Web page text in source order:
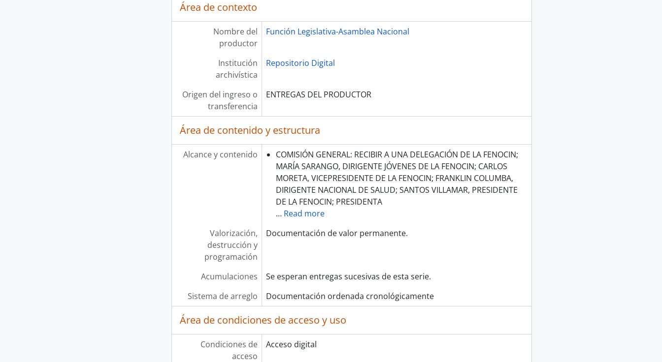
Área de contexto
Nombre del
productor
Función Legislativa-Asamblea Nacional
Institución
archivística
Repositorio Digital
Origen del ingreso o
transferencia
ENTREGAS DEL PRODUCTOR
Área de contenido y estructura
Alcance y contenido
COMISIÓN GENERAL: RECIBIR A UNA DELEGACIÓN DE LA FENOCIN;
MARÍA SARANGO, DIRIGENTE JÓVENES DE LA FENOCIN; CARLOS
MORETA, VICEPRESIDENTE DE LA FENOCIN; FRANKLIN COLUMBA,
DIRIGENTE NACIONAL DE SALUD; SANTOS VILLAMAR, PRESIDENTE
DE LA FENOCIN; PRESIDENTA
… Read more
Valorización,
destrucción y
programación
Documentación de valor permanente.
Acumulaciones
Se esperan entregas sucesivas de esta serie.
Sistema de arreglo
Documentación ordenada cronológicamente
Área de condiciones de acceso y uso
Condiciones de
acceso
Acceso digital